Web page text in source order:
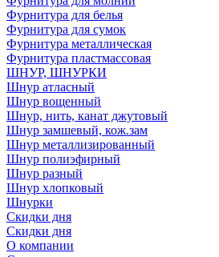
Фурнитура для белья
Фурнитура для сумок
Фурнитура металлическая
Фурнитура пластмассовая
ШНУР, ШНУРКИ
Шнур атласный
Шнур вощенный
Шнур, нить, канат джутовый
Шнур замшевый, кож.зам
Шнур металлизированный
Шнур полиэфирный
Шнур разный
Шнур хлопковый
Шнурки
Скидки дня
Скидки дня
О компании